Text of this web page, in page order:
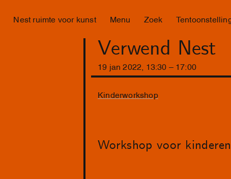
Nest ruimte voor kunst Menu Zoek
Verwend Nest
19 jan 2022 13 : 30 17: 00
Kinderworkshop
Workshop voor